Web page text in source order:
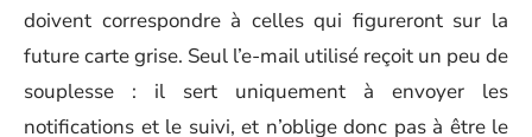
doivent correspondre à celles qui figureront sur la
future carte grise. Seul l’e-mail utilisé reçoit un peu de
souplesse : il sert uniquement à envoyer les
notifications et le suivi, et n’oblige donc pas à être le